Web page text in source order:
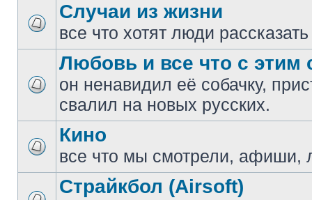
Случаи из жизни
все что хотят люди
Любовь и все что с этим
он ненавидил её собачку,
свалил на новых русских.
Кино
все что мы смотрели, афиши,
Страйкбол (Airsoft)